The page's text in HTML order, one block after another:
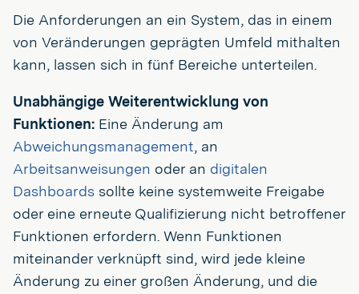
Die Anforderungen an ein System, das in einem
von Veränderungen geprägten Umfeld mithalten
kann, lassen sich in fünf Bereiche unterteilen.
Unabhängige Weiterentwicklung von
Funktionen: Eine Änderung am
Abweichungsmanagement, an
Arbeitsanweisungen oder an digitalen
Dashboards sollte keine systemweite Freigabe
oder eine erneute Qualifizierung nicht betroffener
Funktionen erfordern. Wenn Funktionen
miteinander verknüpft sind, wird jede kleine
Änderung zu einer großen Änderung, und die